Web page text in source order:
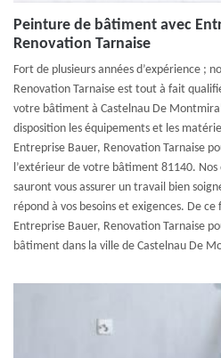
Peinture de bâtiment avec
Renovation Tarnaise
Fort de plusieurs années d’expérience ;
Renovation Tarnaise est tout à fait
votre bâtiment à Castelnau De
disposition les équipements et les
Entreprise Bauer, Renovation Tarnaise
l’extérieur de votre bâtiment 81140.
sauront vous assurer un travail bien
répond à vos besoins et exigences. De
Entreprise Bauer, Renovation Tarnaise
bâtiment dans la ville de Castelnau De